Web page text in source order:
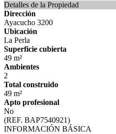
Detalles de la Propiedad
Dirección
Ayacucho 3200
Ubicación
La Perla
Superficie cubierta
49 m²
Ambientes
2
Total construido
49 m²
Apto profesional
No
(REF. BAP7540921)
INFORMACIÓN BÁSICA